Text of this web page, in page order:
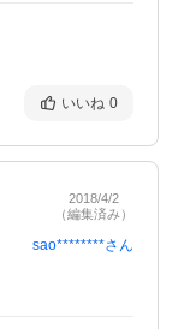
いいね 0
2018/4/2
（編集済み）
sao********さん